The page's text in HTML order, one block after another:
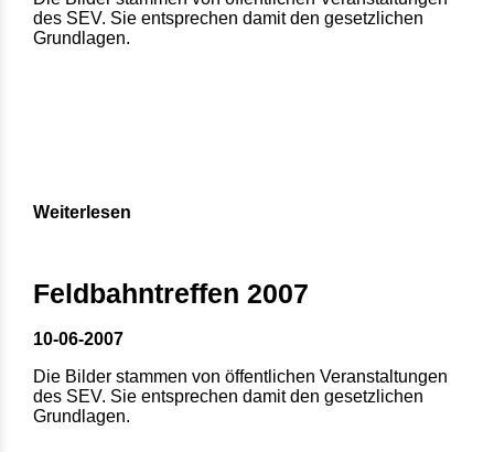
des SEV. Sie entsprechen damit den gesetzlichen
Grundlagen.
Weiterlesen
Feldbahntreffen 2007
10-06-2007
Die Bilder stammen von öffentlichen Veranstaltungen
des SEV. Sie entsprechen damit den gesetzlichen
Grundlagen.